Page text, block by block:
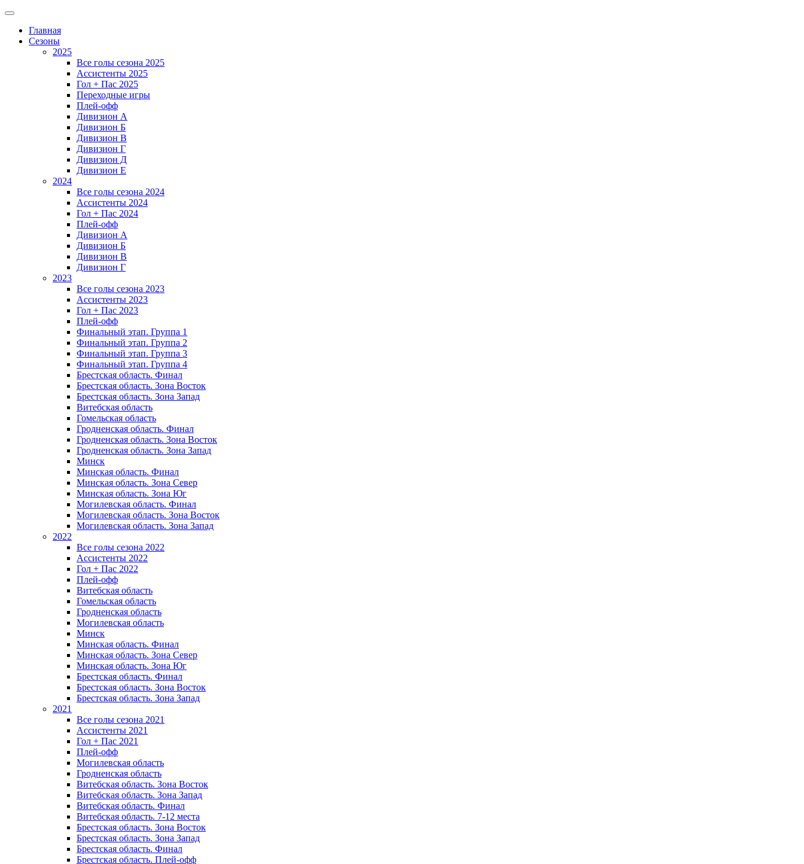
Главная
Сезоны
2025
Все голы сезона 2025
Ассистенты 2025
Гол + Пас 2025
Переходные игры
Плей-офф
Дивизион A
Дивизион Б
Дивизион В
Дивизион Г
Дивизион Д
Дивизион Е
2024
Все голы сезона 2024
Ассистенты 2024
Гол + Пас 2024
Плей-офф
Дивизион A
Дивизион Б
Дивизион В
Дивизион Г
2023
Все голы сезона 2023
Ассистенты 2023
Гол + Пас 2023
Плей-офф
Финальный этап. Группа 1
Финальный этап. Группа 2
Финальный этап. Группа 3
Финальный этап. Группа 4
Брестская область. Финал
Брестская область. Зона Восток
Брестская область. Зона Запад
Витебская область
Гомельская область
Гродненская область. Финал
Гродненская область. Зона Восток
Гродненская область. Зона Запад
Минск
Минская область. Финал
Минская область. Зона Север
Минская область. Зона Юг
Могилевская область. Финал
Могилевская область. Зона Восток
Могилевская область. Зона Запад
2022
Все голы сезона 2022
Ассистенты 2022
Гол + Пас 2022
Плей-офф
Витебская область
Гомельская область
Гродненская область
Могилевская область
Минск
Mинская область. Финал
Минская область. Зона Север
Минская область. Зона Юг
Брестская область. Финал
Брестская область. Зона Восток
Брестская область. Зона Запад
2021
Все голы сезона 2021
Ассистенты 2021
Гол + Пас 2021
Плей-офф
Могилевская область
Гродненская область
Витебская область. Зона Восток
Витебская область. Зона Запад
Витебская область. Финал
Витебская область. 7-12 места
Брестская область. Зона Восток
Брестская область. Зона Запад
Брестская область. Финал
Брестская область. Плей-офф